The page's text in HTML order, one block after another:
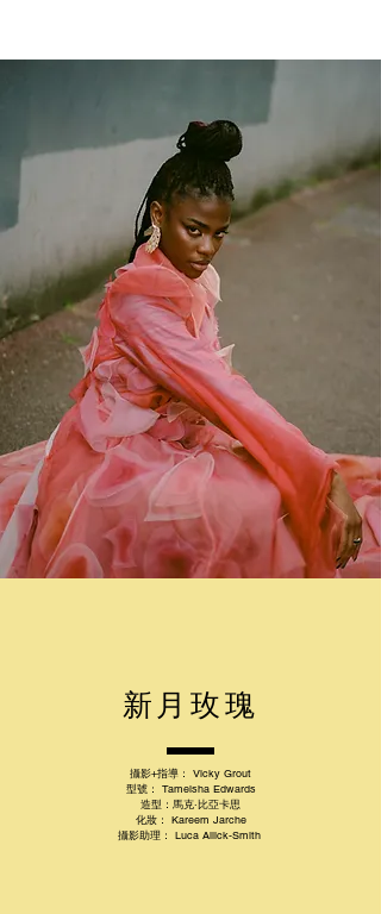
新月玫瑰
攝影+指導： Vicky Grout
型號： Tameisha Edwards
造型： 馬克·比亞卡思
化妝： Kareem Jarche
攝影助理： Luca Allick-Smith